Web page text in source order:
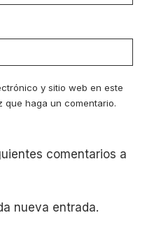
y sitio web en este
que haga un comentario.
comentarios a
nueva entrada.